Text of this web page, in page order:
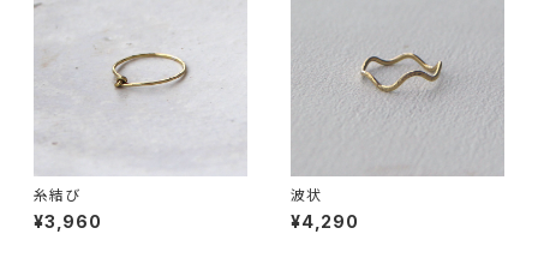
糸結び
¥3,960
波状
¥4,290